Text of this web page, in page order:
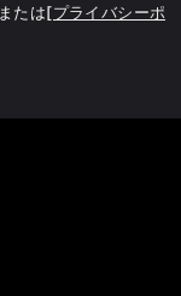
または[プライバシーポ